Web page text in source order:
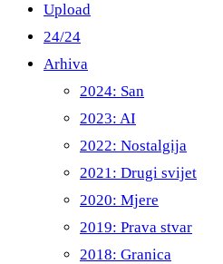
Upload
24/24
Arhiva
2024: San
2023: AI
2022: Nostalgija
2021: Drugi svijet
2020: Mjere
2019: Prava stvar
2018: Granica